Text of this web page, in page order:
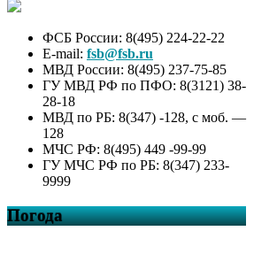
ФСБ России: 8(495) 224-22-22
E-mail: fsb@fsb.ru
МВД России: 8(495) 237-75-85
ГУ МВД РФ по ПФО: 8(3121) 38-
28-18
МВД по РБ: 8(347) -128, с моб. —
128
МЧС РФ: 8(495) 449 -99-99
ГУ МЧС РФ по РБ: 8(347) 233-
9999
Погода